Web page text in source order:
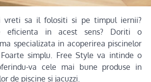
vreti sa il folositi si pe timpul iernii?
eficienta in acest sens? Doriti o
specializata in acoperirea piscinelor
simplu. Free Style va intinde o
va cele mai bune produse in
de piscine si jacuzzi.